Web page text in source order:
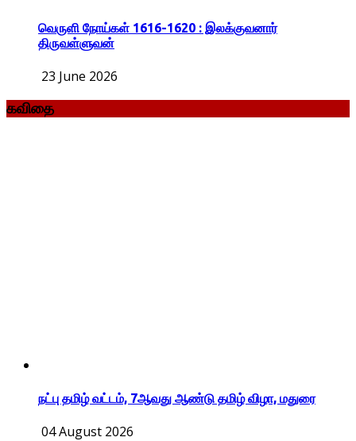
வெருளி நோய்கள் 1616-1620 : இலக்குவனார்
திருவள்ளுவன்
23 June 2026
கவிதை
நட்பு தமிழ் வட்டம், 7ஆவது ஆண்டு தமிழ் விழா, மதுரை
04 August 2026